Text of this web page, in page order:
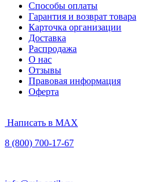
Способы оплаты
Гарантия и возврат товара
Карточка организации
Доставка
Распродажа
О нас
Отзывы
Правовая информация
Оферта
Написать в MAX
8 (800) 700-17-67